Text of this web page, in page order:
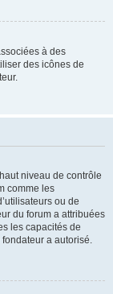
à des
des icônes de
niveau de contrôle
comme les
ou de
du forum a attribuées
les capacités de
a autorisé.